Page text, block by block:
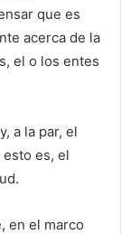
que es
acerca de la
el o los entes
a la par, el
es, el
en el marco